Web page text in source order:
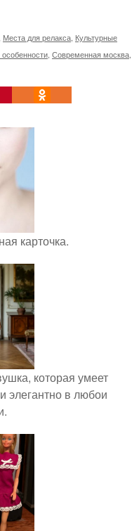
Места для релакса Культурные
Современная москва
карточка.
которая умеет
элегантно в любои